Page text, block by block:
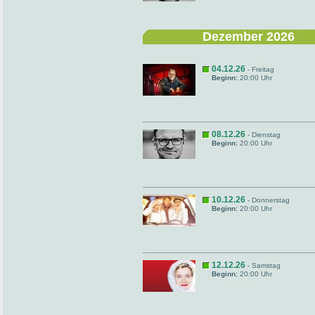
Dezember 2026
04.12.26 - Freitag
Beginn: 20:00 Uhr
08.12.26 - Dienstag
Beginn: 20:00 Uhr
10.12.26 - Donnerstag
Beginn: 20:00 Uhr
12.12.26 - Samstag
Beginn: 20:00 Uhr